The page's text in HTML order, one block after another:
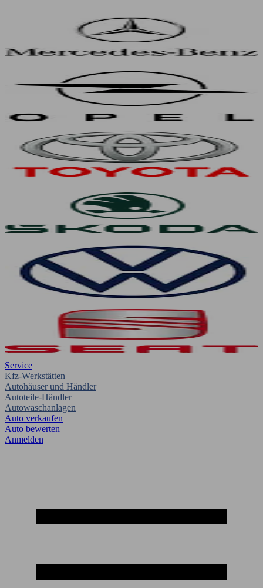
Service
Kfz-Werkstätten
Autohäuser und Händler
Autoteile-Händler
Autowaschanlagen
Auto verkaufen
Auto bewerten
Anmelden